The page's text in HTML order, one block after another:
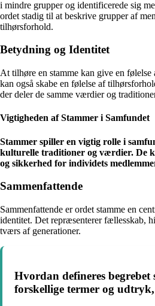
i mindre grupper og identificerede sig
ordet stadig til at beskrive grupper af
tilhørsforhold.
Betydning og Identitet
At tilhøre en stamme kan give en
kan også skabe en følelse af
der deler de samme værdier og
Vigtigheden af Stammer i Samfundet
Stammer spiller en vigtig rolle i
kulturelle traditioner og værdier. De
og sikkerhed for individets
Sammenfattende
Sammenfattende er ordet stamme en
identitet. Det repræsenterer fællesskab,
tværs af generationer.
Hvordan defineres begrebet
forskellige termer og